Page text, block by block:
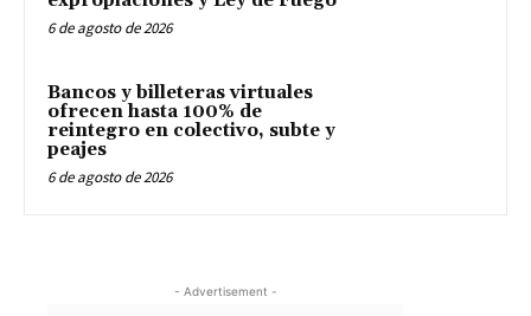
6 de agosto de 2026
Bancos y billeteras virtuales
ofrecen hasta 100% de
reintegro en colectivo, subte y
peajes
6 de agosto de 2026
- Advertisement -